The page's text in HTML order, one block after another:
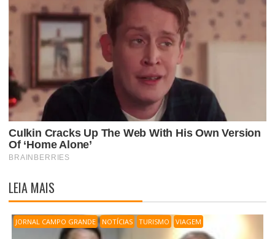
LEIA MAIS
JORNAL CAMPO GRANDE NOTÍCIAS TURISMO VIAGEM